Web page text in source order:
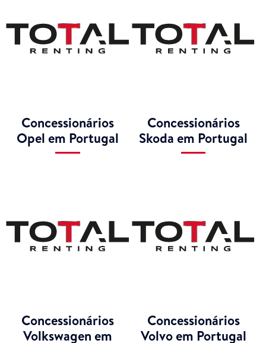
Concessionários
Opel em Portugal
Concessionários
Skoda em Portugal
Concessionários
Volkswagen em
Concessionários
Volvo em Portugal